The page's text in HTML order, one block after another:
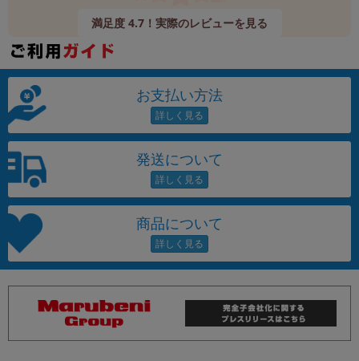
満足度 4.7！実際のレビューを見る
お支払い方法
発送について
商品について